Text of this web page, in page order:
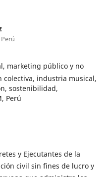
marketing público y no
colectiva, industria musical,
sostenibilidad,
Perú
y Ejecutantes de la
civil sin fines de lucro y